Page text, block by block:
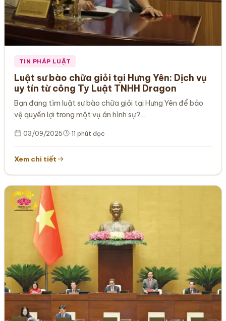
TIN PHÁP LUẬT
Luật sư bào chữa giỏi tại Hưng Yên: Dịch vụ
uy tín từ công Ty Luật TNHH Dragon
Bạn đang tìm luật sư bào chữa giỏi tại Hưng Yên để bảo
vệ quyền lợi trong một vụ án hình sự?…
03/09/2025 11 phút đọc
Xem chi tiết